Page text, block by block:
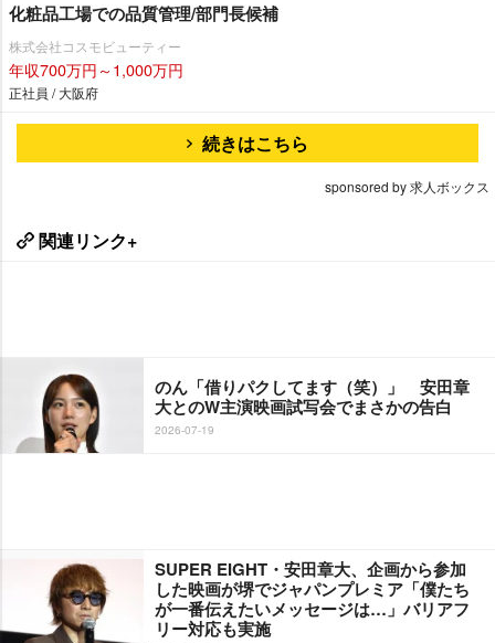
化粧品工場での品質管理/部門長候補
株式会社コスモビューティー
年収700万円～1,000万円
正社員 / 大阪府
続きはこちら
sponsored by 求人ボックス
関連リンク+
のん「借りパクしてます（笑）」 安田章
大とのW主演映画試写会でまさかの告白
2026-07-19
SUPER EIGHT・安田章大、企画から参加
した映画が堺でジャパンプレミア「僕たち
が一番伝えたいメッセージは…」バリアフ
リー対応も実施